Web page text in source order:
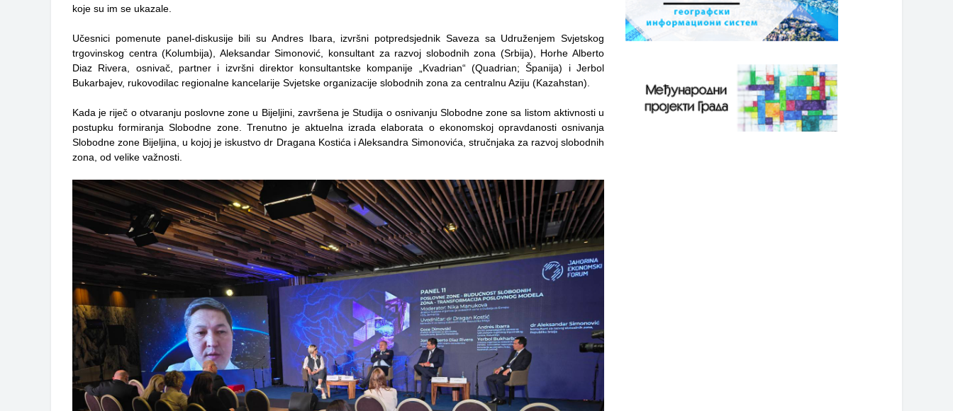
koje su im se ukazale.
Učesnici pomenute panel-diskusije bili su Andres Ibara, izvršni potpredsjednik Saveza sa Udruženjem Svjetskog
trgovinskog centra (Kolumbija), Aleksandar Simonović, konsultant za razvoj slobodnih zona (Srbija), Horhe Alberto
Diaz Rivera, osnivač, partner i izvršni direktor konsultantske kompanije „Kvadrian“ (Quadrian; Španija) i Jerbol
Bukarbajev, rukovodilac regionalne kancelarije Svjetske organizacije slobodnih zona za centralnu Aziju (Kazahstan).
Kada je riječ o otvaranju poslovne zone u Bijeljini, završena je Studija o osnivanju Slobodne zone sa listom aktivnosti u
postupku formiranja Slobodne zone. Trenutno je aktuelna izrada elaborata o ekonomskoj opravdanosti osnivanja
Slobodne zone Bijeljina, u kojoj je iskustvo dr Dragana Kostića i Aleksandra Simonovića, stručnjaka za razvoj slobodnih
zona, od velike važnosti.